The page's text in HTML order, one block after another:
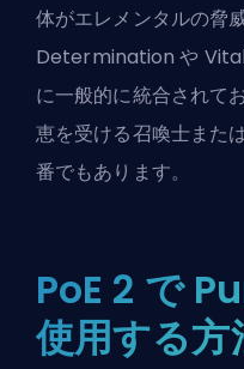
体がエレメンタルの脅
Determination や
に一般的に統合されて
恵を受ける召喚士また
番でもあります。
PoE 2 で
使用する方